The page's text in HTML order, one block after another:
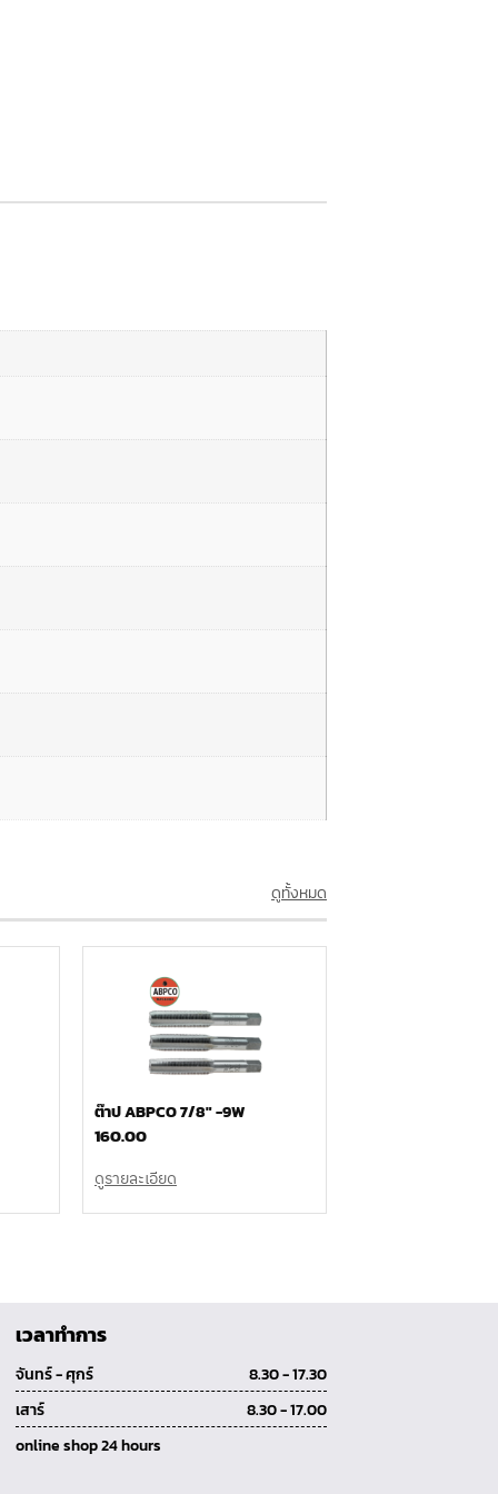
ดูทั้งหมด
ต๊าป ABPCO 7/8″ -9W
160.00
ดูรายละเอียด
เวลาทำการ
จันทร์ - ศุกร์
8.30 - 17.30
เสาร์
8.30 - 17.00
online shop 24 hours